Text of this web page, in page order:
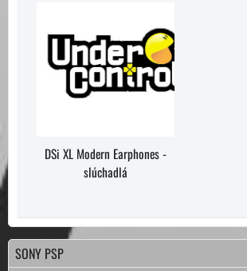
DSi XL Modern Earphones -
slúchadlá
SONY PSP